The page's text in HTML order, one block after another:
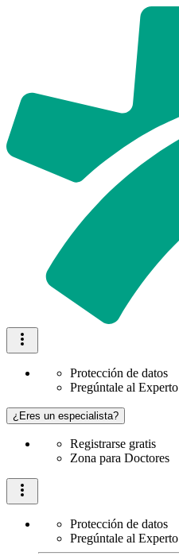
Protección de datos
Pregúntale al Experto
¿Eres un especialista?
Registrarse gratis
Zona para Doctores
Protección de datos
Pregúntale al Experto